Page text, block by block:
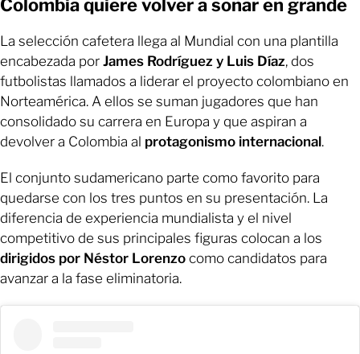
Colombia quiere volver a soñar en grande
La selección cafetera llega al Mundial con una plantilla
encabezada por James Rodríguez y Luis Díaz, dos
futbolistas llamados a liderar el proyecto colombiano en
Norteamérica. A ellos se suman jugadores que han
consolidado su carrera en Europa y que aspiran a
devolver a Colombia al protagonismo internacional.
El conjunto sudamericano parte como favorito para
quedarse con los tres puntos en su presentación. La
diferencia de experiencia mundialista y el nivel
competitivo de sus principales figuras colocan a los
dirigidos por Néstor Lorenzo como candidatos para
avanzar a la fase eliminatoria.